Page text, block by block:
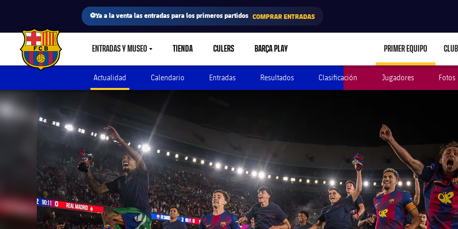
⚽Ya a la venta las entradas para los primeros partidos COMPRAR ENTRADAS
FC Barcelona club badge ENTRADAS Y MUSEOLABEL.SHARE.CARETDOWN
TIENDA CULERS BARÇA PLAY PRIMER EQUIPO CLUB
Actualidad Calendario Entradas Resultados Clasificación Jugadores Fotos